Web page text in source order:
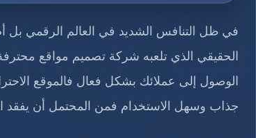
في ظل التنافس الشديد في العالم الرقمي بل
الحقيقي الذي تلعبه شركة تصميم مواقع
الوصول إلى عملائك بشكل فعال فالموقع
جذاب وسهل الاستخدام فمن المحتمل أن يفقد